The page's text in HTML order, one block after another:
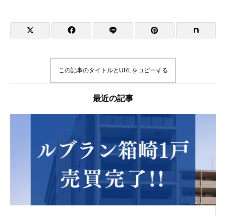
この記事のタイトルとURLをコピーする
最近の記事